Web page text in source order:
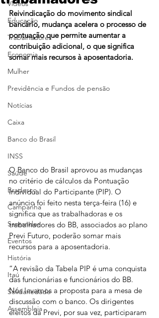
Vídeos
Educação
Trabalhadores
Economia
Mulher
Previdência e Fundos de pensão
Notícias
Caixa
Banco do Brasil
INSS
Saúde
Bradesco
Campanha
Santander
Eventos
História
Itaú
Solidariedade
Assembleia
Reivindicação do movimento sindical
bancário, mudança acelera o processo de
pontuação que permite aumentar a
contribuição adicional, o que significa
somar mais recursos à aposentadoria.
O Banco do Brasil aprovou as mudanças
no critério de cálculos da Pontuação
Individual do Participante (PIP). O
anúncio foi feito nesta terça-feira (16) e
significa que as trabalhadoras e os
trabalhadores do BB, associados ao plano
Previ Futuro, poderão somar mais
recursos para a aposentadoria.
“A revisão da Tabela PIP é uma conquista
das funcionárias e funcionários do BB.
Nós levamos a proposta para a mesa de
discussão com o banco. Os dirigentes
eleitos da Previ, por sua vez, participaram